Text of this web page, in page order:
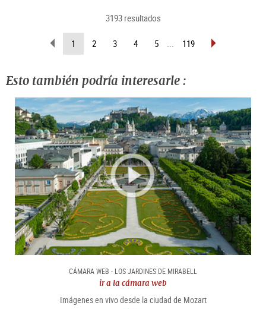
3193 resultados
retroceder
página
1 (página
actual )
2 3 4 5 ... 119 pasar
Esto también podría interesarle :
CÁMARA WEB - LOS JARDINES DE MIRABELL
ir a la cámara web
Imágenes en vivo desde la ciudad de Mozart